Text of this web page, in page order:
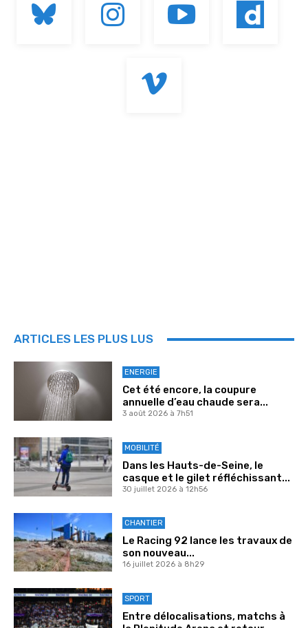
ARTICLES LES PLUS LUS
ENERGIE
Cet été encore, la coupure
annuelle d’eau chaude sera...
3 août 2026 à 7h51
MOBILITÉ
Dans les Hauts-de-Seine, le
casque et le gilet réfléchissant...
30 juillet 2026 à 12h56
CHANTIER
Le Racing 92 lance les travaux de
son nouveau...
16 juillet 2026 à 8h29
SPORT
Entre délocalisations, matchs à